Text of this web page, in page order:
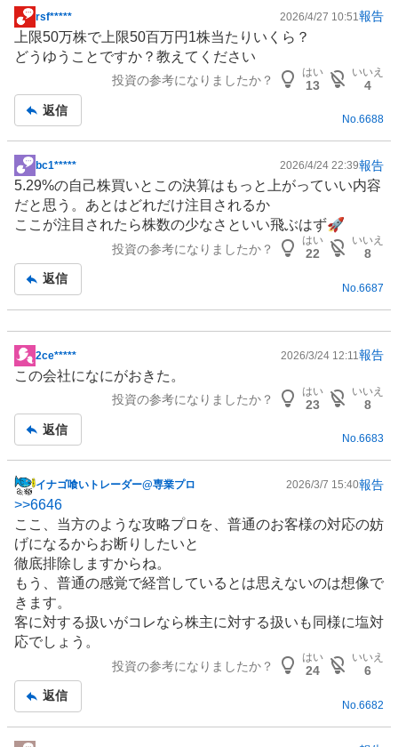
掲
示
板
rsf***** 2026/4/27 10:51 報告
上限50万株で上限50百万円1株当たりいくら？
どうゆうことですか？教えてください
投資の参考になりましたか？
はい
13
いいえ
4
返信
No.6688
掲
示
板
記
bc1***** 2026/4/24 22:39報告
5.29%の自己株買いとこの決算はもっと上がっていい内容
だと思う。あとはどれだけ注目されるか
ここが注目されたら株数の少なさといい飛ぶはず🚀
投資の参考になりましたか？
はい
22
いいえ
8
返信
No. 6687
掲
示
事
2ce***** 2026/3/24 12:11 報告
この会社になにがおきた。
投資の参考になりましたか？
はい
23
いいえ
8
返信
No.6683
掲
示
板
記
事
イナゴ喰いトレーダー@専業プロ 2026/3/7 15:40報告
>>6646
ここ、当方のような攻略プロを、普通のお客様の対応の妨
げになるからお断りしたいと
徹底排除しますからね。
もう、普通の感覚で経営しているとは思えないのは想像で
きます。
客に対する扱いがコレなら株主に対する扱いも同様に塩対
応でしょう。
投資の参考になりましたか？
はい
24
いいえ
6
返信
No. 6682